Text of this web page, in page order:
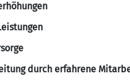
durch erfahrene